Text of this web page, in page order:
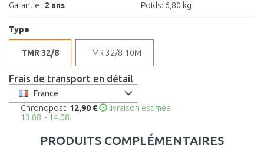
Garantie : 2 ans
Poids: 6,80 kg
Type
TMR 32/8 TMR 32/8-10M
Frais de transport en détail
France
Chronopost: 12,90 €
livraison estimée
13.08. - 14.08.
PRODUITS COMPLÉMENTAIRES